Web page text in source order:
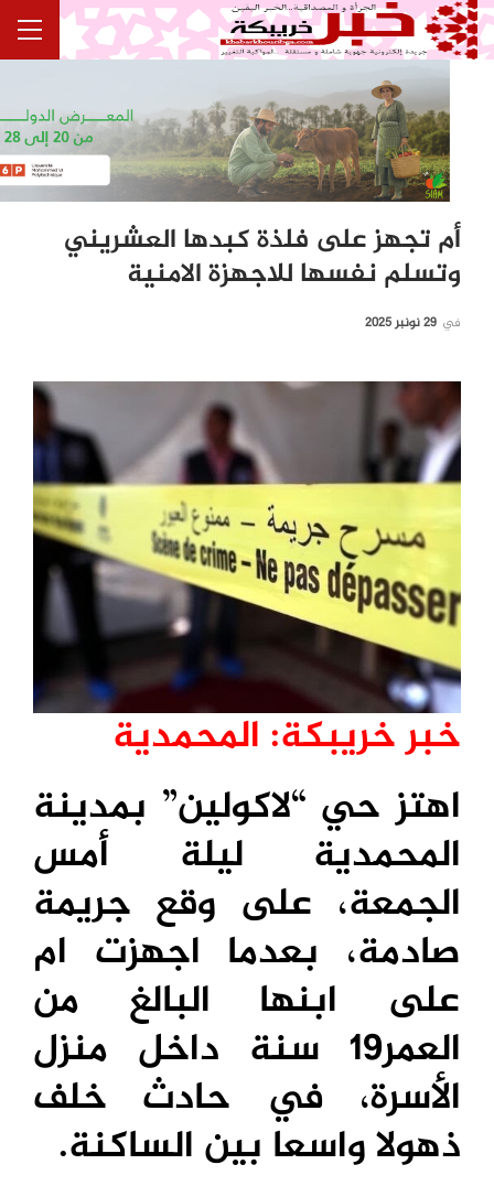
أم تجهز على فلذة كبدها العشريني
وتسلم نفسها للاجهزة الامنية
في 29 نونبر 2025
خبر خريبكة: المحمدية
اهتز حي “لاكولين” بمدينة
المحمدية ليلة أمس
الجمعة، على وقع جريمة
صادمة، بعدما اجهزت ام
على ابنها البالغ من
العمر19 سنة داخل منزل
الأسرة، في حادث خلف
ذهولا واسعا بين الساكنة.